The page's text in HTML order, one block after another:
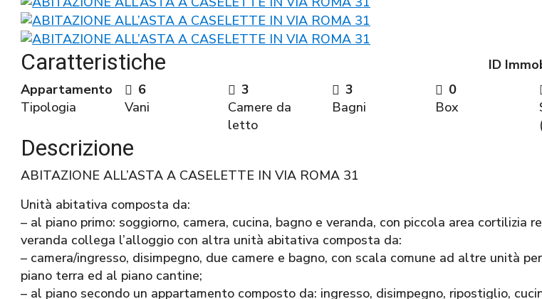
Caratteristiche ID
Appartamento
Tipologia
6
Vani
3
Camere da
letto
3
Bagni
0
Box
Descrizione
ABITAZIONE ALL’ASTA A CASELETTE IN VIA ROMA 31
Unità abitativa composta da:
– al piano primo: soggiorno, camera, cucina, bagno e veranda, con piccola area cortilizia
veranda collega l’alloggio con altra unità abitativa composta da:
– camera/ingresso, disimpegno, due camere e bagno, con scala comune ad altre unità
piano terra ed al piano cantine;
– al piano secondo un appartamento composto da: ingresso, disimpegno, ripostiglio,